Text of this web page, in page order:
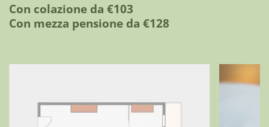
Con colazione da €103
Con mezza pensione da €128